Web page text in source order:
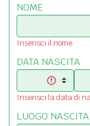
NOME
Inserisci il nome
DATA NASCITA
Inserisci la data di
LUOGO NASCITA